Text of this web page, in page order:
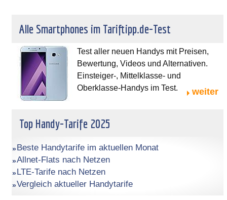
Alle Smartphones im Tariftipp.de-Test
Test aller neuen Handys mit Preisen,
Bewertung, Videos und Alternativen.
Einsteiger-, Mittelklasse- und
Oberklasse-Handys im Test.
weiter
Top Handy-Tarife 2025
Beste Handytarife im aktuellen Monat
Allnet-Flats nach Netzen
LTE-Tarife nach Netzen
Vergleich aktueller Handytarife